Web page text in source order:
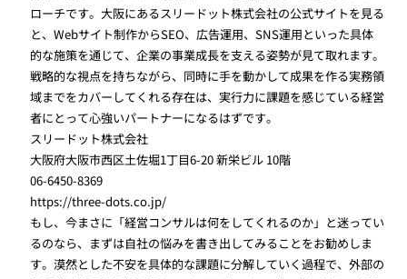
ローチです。大阪にあるスリードット株式会社の公式サイトを見る
と、Webサイト制作からSEO、広告運用、SNS運用といった具体
的な施策を通じて、企業の事業成長を支える姿勢が見て取れます。
戦略的な視点を持ちながら、同時に手を動かして成果を作る実務領
域までをカバーしてくれる存在は、実行力に課題を感じている経営
者にとって心強いパートナーになるはずです。
スリードット株式会社
大阪府大阪市西区土佐堀1丁目6-20 新栄ビル 10階
06-6450-8369
https://three-dots.co.jp/
もし、今まさに「経営コンサルは何をしてくれるのか」と迷ってい
るのなら、まずは自社の悩みを書き出してみることをお勧めしま
す。漠然とした不安を具体的な課題に分解していく過程で、外部の